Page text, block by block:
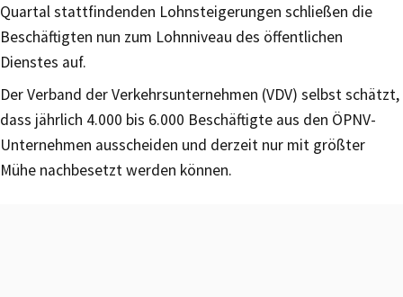
Quartal stattfindenden Lohnsteigerungen schließen die
Beschäftigten nun zum Lohnniveau des öffentlichen
Dienstes auf.
Der Verband der Verkehrsunternehmen (VDV) selbst schätzt,
dass jährlich 4.000 bis 6.000 Beschäftigte aus den ÖPNV-
Unternehmen ausscheiden und derzeit nur mit größter
Mühe nachbesetzt werden können.